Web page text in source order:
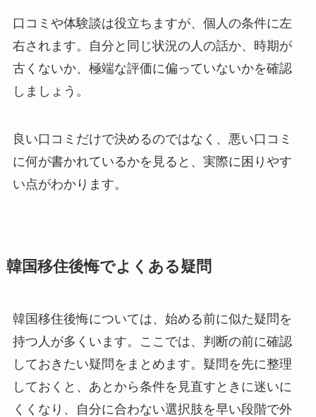
口コミや体験談は役立ちますが、個人の条件に左
右されます。自分と同じ状況の人の話か、時期が
古くないか、極端な評価に偏っていないかを確認
しましょう。
良い口コミだけで決めるのではなく、悪い口コミ
に何が書かれているかを見ると、実際に困りやす
い点がわかります。
韓国移住後悔でよくある疑問
韓国移住後悔については、始める前に似た疑問を
持つ人が多くいます。ここでは、判断の前に確認
しておきたい疑問をまとめます。疑問を先に整理
しておくと、あとから条件を見直すときに迷いに
くくなり、自分に合わない選択肢を早い段階で外